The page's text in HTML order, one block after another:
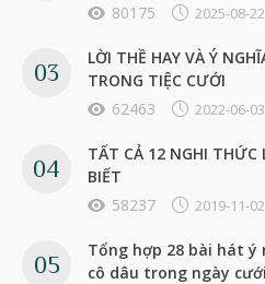
80175
2025-08-22
LỜI THỀ HAY VÀ Ý
TRONG TIỆC CƯỚI
62463
2022-06-03
TẤT CẢ 12 NGHI THỨC
BIẾT
58237
2019-11-02
Tổng hợp 28 bài hát
cô dâu trong ngày cưới